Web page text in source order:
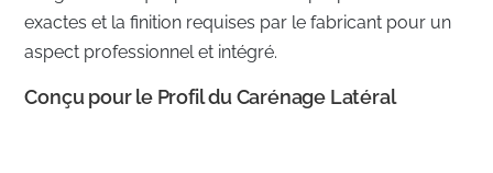
exactes et la finition requises par le fabricant pour un
aspect professionnel et intégré.
Conçu pour le Profil du Carénage Latéral